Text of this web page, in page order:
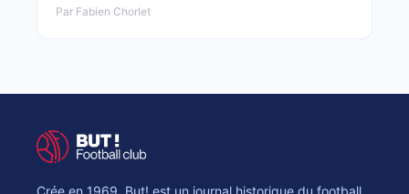
Par Fabien Chorlet
Crée en 1969, But! est un journal historique du football